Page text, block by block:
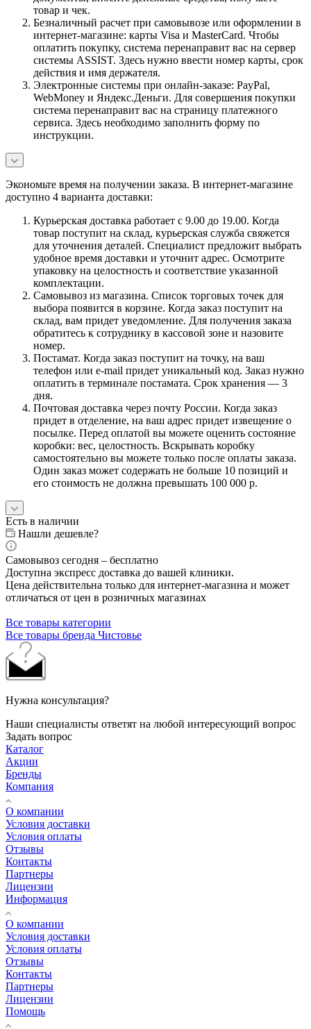
товар и чек.
Безналичный расчет при самовывозе или оформлении в
интернет-магазине: карты Visa и MasterCard. Чтобы
оплатить покупку, система перенаправит вас на сервер
системы ASSIST. Здесь нужно ввести номер карты, срок
действия и имя держателя.
Электронные системы при онлайн-заказе: PayPal,
WebMoney и Яндекс.Деньги. Для совершения покупки
система перенаправит вас на страницу платежного
сервиса. Здесь необходимо заполнить форму по
инструкции.
Экономьте время на получении заказа. В интернет-магазине
доступно 4 варианта доставки:
Курьерская доставка работает с 9.00 до 19.00. Когда
товар поступит на склад, курьерская служба свяжется
для уточнения деталей. Специалист предложит выбрать
удобное время доставки и уточнит адрес. Осмотрите
упаковку на целостность и соответствие указанной
комплектации.
Самовывоз из магазина. Список торговых точек для
выбора появится в корзине. Когда заказ поступит на
склад, вам придет уведомление. Для получения заказа
обратитесь к сотруднику в кассовой зоне и назовите
номер.
Постамат. Когда заказ поступит на точку, на ваш
телефон или e-mail придет уникальный код. Заказ нужно
оплатить в терминале постамата. Срок хранения — 3
дня.
Почтовая доставка через почту России. Когда заказ
придет в отделение, на ваш адрес придет извещение о
посылке. Перед оплатой вы можете оценить состояние
коробки: вес, целостность. Вскрывать коробку
самостоятельно вы можете только после оплаты заказа.
Один заказ может содержать не больше 10 позиций и
его стоимость не должна превышать 100 000 р.
Есть в наличии
Нашли дешевле?
Самовывоз сегодня – бесплатно
Доступна экспресс доставка до вашей клиники.
Цена действительна только для интернет-магазина и может
отличаться от цен в розничных магазинах
Все товары категории
Все товары бренда Чистовье
Нужна консультация?
Наши специалисты ответят на любой интересующий вопрос
Задать вопрос
Каталог
Акции
Бренды
Компания
О компании
Условия доставки
Условия оплаты
Отзывы
Контакты
Партнеры
Лицензии
Информация
О компании
Условия доставки
Условия оплаты
Отзывы
Контакты
Партнеры
Лицензии
Помощь